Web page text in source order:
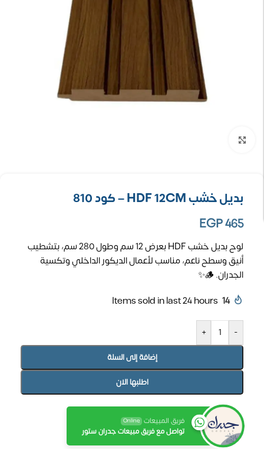
بديل خشب HDF 12CM – كود 810
EGP465
لوح بديل خشب HDF بعرض 12 سم وطول 280 سم، بتشطيب
أنيق وسطح ناعم، مناسب لأعمال الديكور الداخلي وتكسية
الجدران. 🪵✨
14
Items sold in last 24 hours
-
+
إضافة إلى السلة
اطلبها الان
فريق المبيعات Online
تواصل مع فريق مبيعات جدران ستور